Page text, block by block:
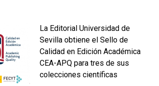
La Editorial Universidad de
Sevilla obtiene el Sello de
Calidad en Edición Académica
CEA-APQ para tres de sus
colecciones científicas